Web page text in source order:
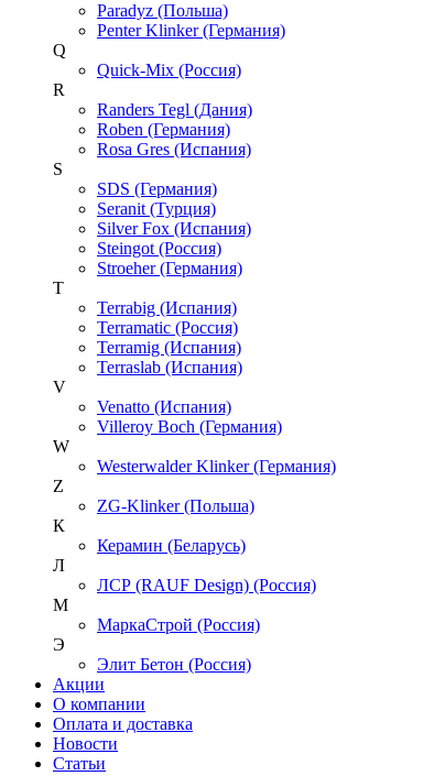
Paradyz (Польша)
Penter Klinker (Германия)
Q
Quick-Mix (Россия)
R
Randers Tegl (Дания)
Roben (Германия)
Rosa Gres (Испания)
S
SDS (Германия)
Seranit (Турция)
Silver Fox (Испания)
Steingot (Россия)
Stroeher (Германия)
T
Terrabig (Испания)
Terramatic (Россия)
Terramig (Испания)
Terraslab (Испания)
V
Venatto (Испания)
Villeroy Boch (Германия)
W
Westerwalder Klinker (Германия)
Z
ZG-Klinker (Польша)
К
Керамин (Беларусь)
Л
ЛСР (RAUF Design) (Россия)
М
МаркаСтрой (Россия)
Э
Элит Бетон (Россия)
Акции
О компании
Оплата и доставка
Новости
Статьи